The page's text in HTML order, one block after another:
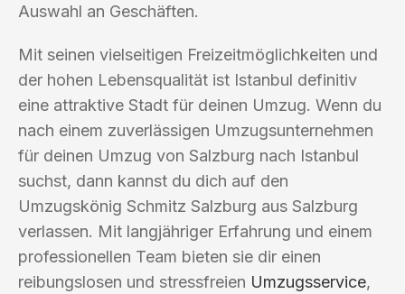
Auswahl an Geschäften.
Mit seinen vielseitigen Freizeitmöglichkeiten und
der hohen Lebensqualität ist Istanbul definitiv
eine attraktive Stadt für deinen Umzug. Wenn du
nach einem zuverlässigen Umzugsunternehmen
für deinen Umzug von Salzburg nach Istanbul
suchst, dann kannst du dich auf den
Umzugskönig Schmitz Salzburg aus Salzburg
verlassen. Mit langjähriger Erfahrung und einem
professionellen Team bieten sie dir einen
reibungslosen und stressfreien Umzugsservice,